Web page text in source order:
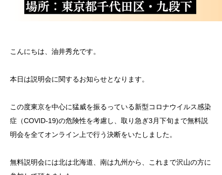
こんにちは、油井秀允です。
本日は説明会に関するお知らせとなります。
この度東京を中心に猛威を振るっている新型コロナウイルス感染
症（COVID-19)の危険性を考慮し、取り急ぎ3月下旬まで無料説
明会を全てオンライン上で行う決断をいたしました。
無料説明会には北は北海道、南は九州から、これまで沢山の方に